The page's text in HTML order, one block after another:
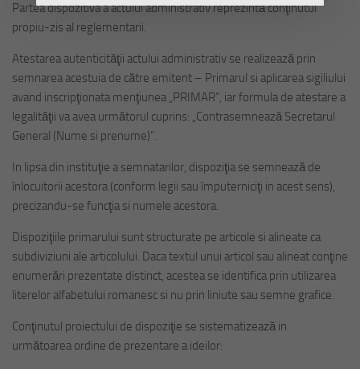
Partea dispozitiva a actului administrativ reprezintă conţinutul
propiu-zis al reglementarii.
Atestarea autenticităţii actului administrativ se realizează prin
semnarea acestuia de către emitent – Primarul si aplicarea sigiliului
avand inscripţionata menţiunea „PRIMAR”, iar formula de atestare a
legalităţii va avea următorul cuprins: „Contrasemnează Secretarul
General (Nume si prenume)”.
In lipsa din instituţie a semnatarilor, dispoziţia se semnează de
înlocuitorii acestora (conform legii sau împuterniciţi in acest sens),
precizandu-se funcţia si numele acestora.
Dispoziţiile primarului sunt structurate pe articole si alineate ca
subdiviziuni ale articolului. Daca textul unui articol sau alineat conţine
enumerări prezentate distinct, acestea se identifica prin utilizarea
literelor alfabetului romanesc si nu prin liniute sau semne grafice.
Conţinutul proiectului de dispoziţie se sistematizează in
următoarea ordine de prezentare a ideilor: